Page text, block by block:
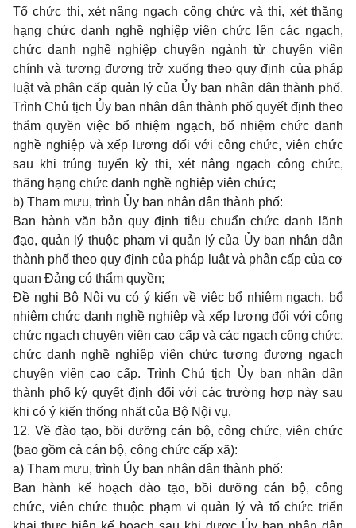
Tổ chức thi, xét nâng ngạch công chức và thi, xét thăng
hạng chức danh nghề nghiệp viên chức lên các ngạch,
chức danh nghề nghiệp chuyên ngành từ chuyên viên
chính và tương đương trở xuống theo quy định của pháp
luật và phân cấp quản lý của Ủy ban nhân dân thành phố.
Trình Chủ tịch Ủy ban nhân dân thành phố quyết định theo
thẩm quyền việc bổ nhiệm ngạch, bổ nhiệm chức danh
nghề nghiệp và xếp lương đối với công chức, viên chức
sau khi trúng tuyển kỳ thi, xét nâng ngạch công chức,
thăng hạng chức danh nghề nghiệp viên chức;
b) Tham mưu, trình Ủy ban nhân dân thành phố:
Ban hành văn bản quy định tiêu chuẩn chức danh lãnh
đạo, quản lý thuộc phạm vi quản lý của Ủy ban nhân dân
thành phố theo quy định của pháp luật và phân cấp của cơ
quan Đảng có thẩm quyền;
Đề nghị Bộ Nội vụ có ý kiến về việc bổ nhiệm ngạch, bổ
nhiệm chức danh nghề nghiệp và xếp lương đối với công
chức ngạch chuyên viên cao cấp và các ngạch công chức,
chức danh nghề nghiệp viên chức tương đương ngạch
chuyên viên cao cấp. Trình Chủ tịch Ủy ban nhân dân
thành phố ký quyết định đối với các trường hợp này sau
khi có ý kiến thống nhất của Bộ Nội vụ.
12. Về đào tạo, bồi dưỡng cán bộ, công chức, viên chức
(bao gồm cả cán bộ, công chức cấp xã):
a) Tham mưu, trình Ủy ban nhân dân thành phố:
Ban hành kế hoạch đào tạo, bồi dưỡng cán bộ, công
chức, viên chức thuộc phạm vi quản lý và tổ chức triển